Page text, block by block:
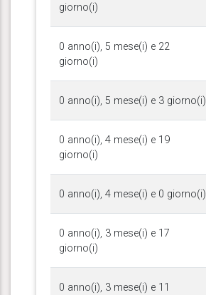
giorno(i)
0 anno(i), 5 mese(i) e 22
giorno(i)
0 anno(i), 5 mese(i) e 3 giorno(i)
0 anno(i), 4 mese(i) e 19
giorno(i)
0 anno(i), 4 mese(i) e 0 giorno(i)
0 anno(i), 3 mese(i) e 17
giorno(i)
0 anno(i), 3 mese(i) e 11